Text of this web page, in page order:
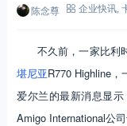
陈念尊 企业快讯,
不久前，一家比利
堪尼亚R770 Highline，
爱尔兰的最新消息显
Amigo International公